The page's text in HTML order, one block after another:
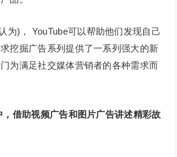
为)， YouTube可以帮助他们发现自己
挖掘广告系列提供了一系列强大的新
为满足社交媒体营销者的各种需求而
借助视频广告和图片广告讲述精彩故